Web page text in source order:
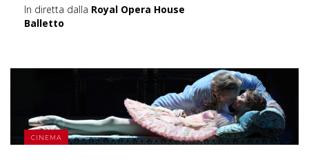
In diretta dalla Royal Opera House
Balletto
CINEMA
MORE